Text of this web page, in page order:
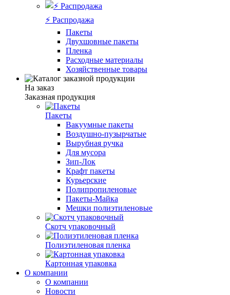
⚡️ Распродажа
Пакеты
Двухшовные пакеты
Пленка
Расходные материалы
Хозяйственные товары
На заказ
Заказная продукция
Пакеты
Вакуумные пакеты
Воздушно-пузырчатые
Вырубная ручка
Для мусора
Зип-Лок
Крафт пакеты
Курьерские
Полипропиленовые
Пакеты-Майка
Мешки полиэтиленовые
Скотч упаковочный
Полиэтиленовая пленка
Картонная упаковка
О компании
О компании
Новости